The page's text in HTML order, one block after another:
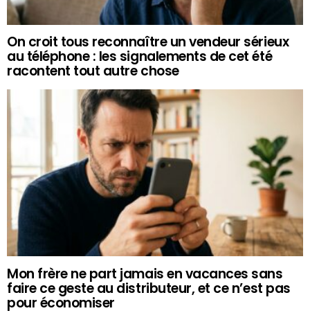
On croit tous reconnaître un vendeur sérieux
au téléphone : les signalements de cet été
racontent tout autre chose
Mon frère ne part jamais en vacances sans
faire ce geste au distributeur, et ce n’est pas
pour économiser